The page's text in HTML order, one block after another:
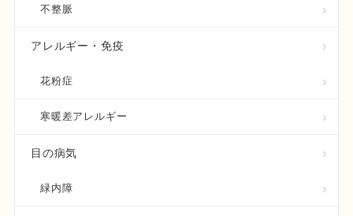
不整脈
アレルギー・免疫
花粉症
寒暖差アレルギー
目の病気
緑内障